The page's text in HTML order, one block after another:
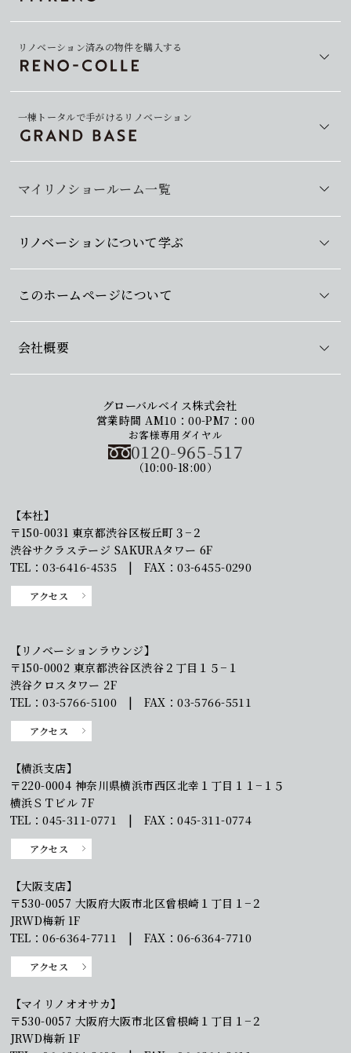
マイリノショールーム一覧
リノベーション済みの物件を購入する
一棟トータルで手がけるリノベーション
リノベーションについて学ぶ
このホームページについて
会社概要
グローバルベイス株式会社
営業時間 AM10：00-PM7：00
お客様専用ダイヤル
0120-965-517
（10:00-18:00）
【本社】
〒150-0031 東京都渋谷区桜丘町３−２
渋谷サクラステージ SAKURAタワー 6F
TEL：03-6416-4535 | FAX：03-6455-0290
アクセス
【リノベーションラウンジ】
〒150-0002 東京都渋谷区渋谷２丁目１５−１
渋谷クロスタワー 2F
TEL：03-5766-5100 | FAX：03-5766-5511
アクセス
【横浜支店】
〒220-0004 神奈川県横浜市西区北幸１丁目１１−１５
横浜ＳＴビル 7F
TEL：045-311-0771 | FAX：045-311-0774
アクセス
【大阪支店】
〒530-0057 大阪府大阪市北区曾根崎１丁目１−２
JRWD梅新 1F
TEL：06-6364-7711 | FAX：06-6364-7710
アクセス
【マイリノオオサカ】
〒530-0057 大阪府大阪市北区曾根崎１丁目１−２
JRWD梅新 1F